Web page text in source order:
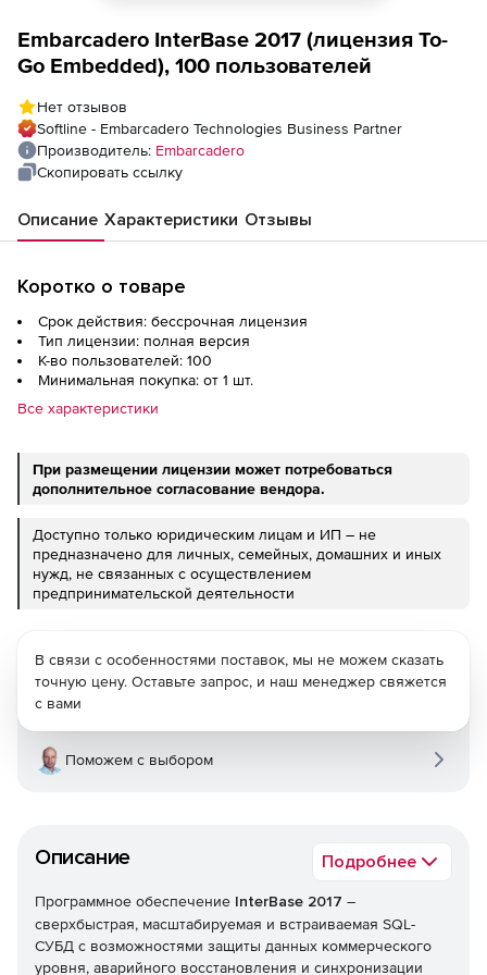
Embarcadero InterBase 2017 (лицензия To-
Go Embedded), 100 пользователей
Нет отзывов
Softline - Embarcadero Technologies Business Partner
Производитель: Embarcadero
Скопировать ссылку
Описание Характеристики Отзывы
Коротко о товаре
Срок действия: бессрочная лицензия
Тип лицензии: полная версия
К-во пользователей: 100
Минимальная покупка: от 1 шт.
Все характеристики
При размещении лицензии может потребоваться
дополнительное согласование вендора.
Доступно только юридическим лицам и ИП – не
предназначено для личных, семейных, домашних и иных
нужд, не связанных с осуществлением
предпринимательской деятельности
Описание Подробнее
Программное обеспечение InterBase 2017 –
сверхбыстрая, масштабируемая и встраиваемая SQL-
СУБД с возможностями защиты данных коммерческого
уровня, аварийного восстановления и синхронизации
В связи с особенностями поставок, мы не можем сказать
точную цену. Оставьте запрос, и наш менеджер свяжется
с вами
Поможем с выбором